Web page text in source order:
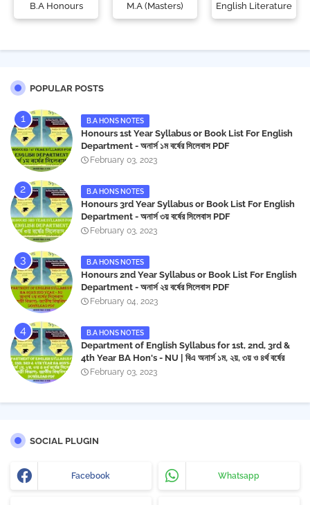
B.A Honours M.A (Masters) English Literature
POPULAR POSTS
B.A HONS NOTES
Honours 1st Year Syllabus or Book List For English
Department - অনার্স ১ম বর্ষের সিলেবাস PDF
February 03, 2023
B.A HONS NOTES
Honours 3rd Year Syllabus or Book List For English
Department - অনার্স ৩য় বর্ষের সিলেবাস PDF
February 03, 2023
B.A HONS NOTES
Honours 2nd Year Syllabus or Book List For English
Department - অনার্স ২য় বর্ষের সিলেবাস PDF
February 04, 2023
B.A HONS NOTES
Department of English Syllabus for 1st, 2nd, 3rd &
4th Year BA Hon's - NU | বিএ অনার্স ১ম, ২য়, ৩য় ও ৪র্থ বর্ষের
সিলেবাস (ইংরেজী বিভাগ)- জাতীয় বিশ্ববিদ্যালয় | Download PDF
February 03, 2023
SOCIAL PLUGIN
Facebook Whatsapp